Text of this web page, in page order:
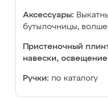
Аксессуары:
бутылочницы,
Пристеночный
навески, освещение
Ручки: по каталогу